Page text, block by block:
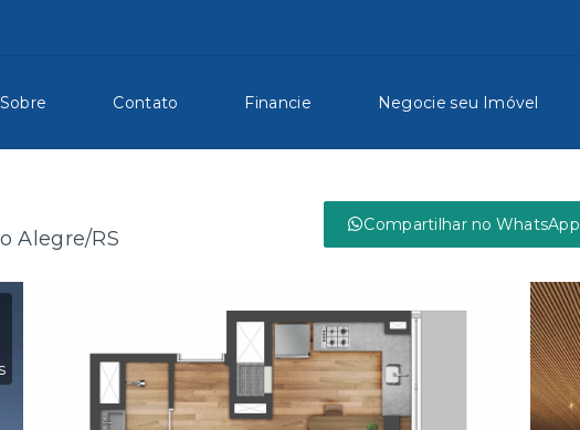
Sobre Contato Financie Negocie seu Imóvel
Alegre/RS
Compartilhar no WhatsApp